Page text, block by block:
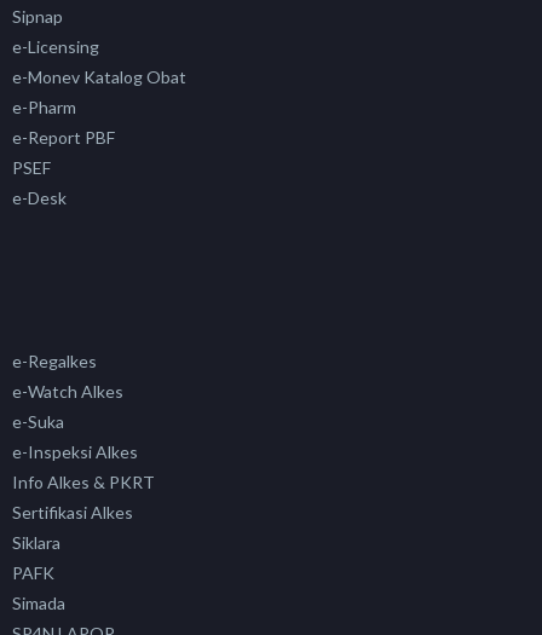
Sipnap
e-Licensing
e-Monev Katalog Obat
e-Pharm
e-Report PBF
PSEF
e-Desk
e-Regalkes
e-Watch Alkes
e-Suka
e-Inspeksi Alkes
Info Alkes & PKRT
Sertifikasi Alkes
Siklara
PAFK
Simada